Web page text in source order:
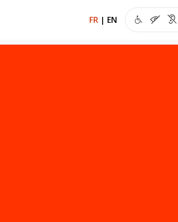
FR | EN